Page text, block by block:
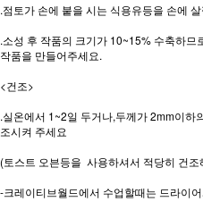
.점토가 손에 붙을 시는 식용유등을 손에
.소성 후 작품의 크기가 10~15% 수축하
작품을 만들어주세요.
<건조>
.실온에서 1~2일 두거나,두께가 2mm이하
조시켜 주세요
(토스트 오븐등을 사용하셔서 적당히 건조
-크레이티브월드에서 수업할때는 드라이